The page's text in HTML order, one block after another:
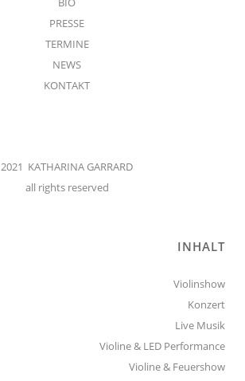
PRESSE
TERMINE
NEWS
KONTAKT
2021 KATHARINA GARRARD
all rights reserved
INHALT
Violinshow
Konzert
Live Musik
Violine & LED Performance
Violine & Feuershow